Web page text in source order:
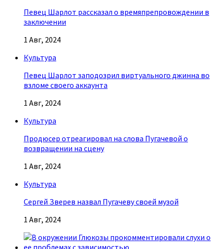
Певец Шарлот рассказал о времяпрепровождении в
заключении
1 Авг, 2024
Культура
Певец Шарлот заподозрил виртуального джинна во
взломе своего аккаунта
1 Авг, 2024
Культура
Продюсер отреагировал на слова Пугачевой о
возвращении на сцену
1 Авг, 2024
Культура
Сергей Зверев назвал Пугачеву своей музой
1 Авг, 2024